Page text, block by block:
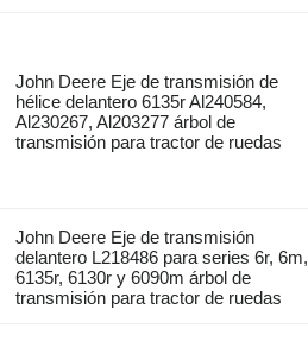
John Deere Eje de transmisión de
hélice delantero 6135r Al240584,
Al230267, Al203277 árbol de
transmisión para tractor de ruedas
John Deere Eje de transmisión
delantero L218486 para series 6r, 6m,
6135r, 6130r y 6090m árbol de
transmisión para tractor de ruedas